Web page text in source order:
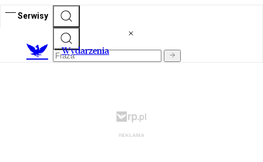
Serwisy
Wydarzenia